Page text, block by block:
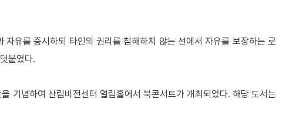
자유를 중시하되 타인의 권리를 침해하지 않는 선에서 자유를 보장하는 로
붙였다.
기념하여 산림비전센터 열림홀에서 북콘서트가 개최되었다. 해당 도서는